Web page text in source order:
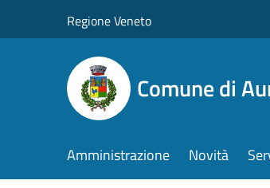
Regione Veneto
Comune di
Amministrazione Novità